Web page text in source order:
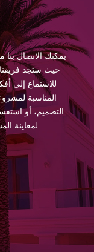
يمكنك الاتصال
حيث ستجد فريقنا
للاستماع إلى
المناسبة
التصميم، أو
لمعاينة